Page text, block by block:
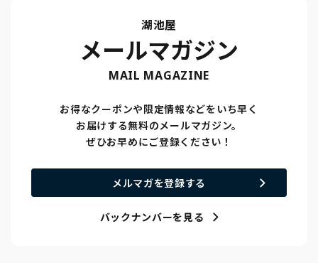
湖池屋
メールマガジン
MAIL MAGAZINE
お得なクーポンや限定情報などをいち早く
お届けする無料のメールマガジン。
ぜひお早めにご登録ください！
メルマガを登録する
バックナンバーを見る